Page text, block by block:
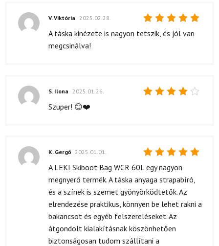
Értékelés:
/ 5
V. Viktória 2025.02.28.
A táska kinézete is nagyon tetszik, és jól van
megcsinálva!
S. Ilona 2025.01.26.
Szuper! 😊❤️
Értékelés:
/ 5
K. Gergő 2025.01.01.
A LEKI Skiboot Bag WCR 60L egy nagyon
megnyerő termék. A táska anyaga strapabíró,
és a színek is szemet gyönyörködtetők. Az
elrendezése praktikus, könnyen be lehet rakni a
bakancsot és egyéb felszereléseket. Az
átgondolt kialakításnak köszönhetően
biztonságosan tudom szállítani a